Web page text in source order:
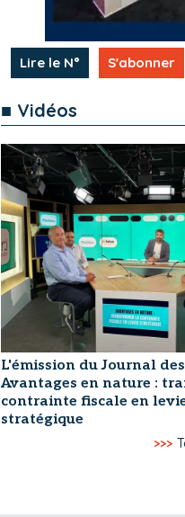
Lire le N° S'abonner
■ Vidéos
L'émission du Journal
Avantages en nature :
contrainte fiscale en
stratégique
>>>